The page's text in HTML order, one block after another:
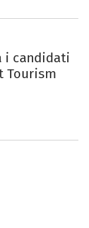
i candidati
Tourism